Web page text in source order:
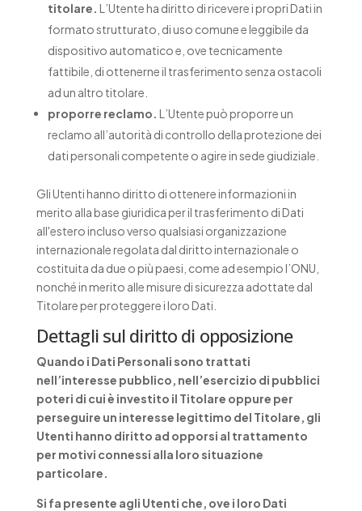
titolare. L’Utente ha diritto di ricevere i propri Dati in
formato strutturato, di uso comune e leggibile da
dispositivo automatico e, ove tecnicamente
fattibile, di ottenerne il trasferimento senza ostacoli
ad un altro titolare.
proporre reclamo. L’Utente può proporre un
reclamo all’autorità di controllo della protezione dei
dati personali competente o agire in sede giudiziale.
Gli Utenti hanno diritto di ottenere informazioni in
merito alla base giuridica per il trasferimento di Dati
all'estero incluso verso qualsiasi organizzazione
internazionale regolata dal diritto internazionale o
costituita da due o più paesi, come ad esempio l’ONU,
nonché in merito alle misure di sicurezza adottate dal
Titolare per proteggere i loro Dati.
Dettagli sul diritto di opposizione
Quando i Dati Personali sono trattati
nell’interesse pubblico, nell’esercizio di pubblici
poteri di cui è investito il Titolare oppure per
perseguire un interesse legittimo del Titolare, gli
Utenti hanno diritto ad opporsi al trattamento
per motivi connessi alla loro situazione
particolare.
Si fa presente agli Utenti che, ove i loro Dati